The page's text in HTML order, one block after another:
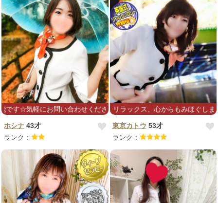
合わせください(^^)
ホシナ 43才
ランク：
ットまで、全身リラックス、心からもみほぐします❤120分コースお
東京カトウ 53才
ランク：